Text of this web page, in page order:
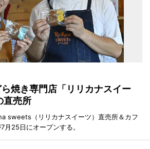
焼き専門店「リリカナスイー
直売所
sweets（リリカナスイーツ）直売所＆カフ
月25日にオープンする。